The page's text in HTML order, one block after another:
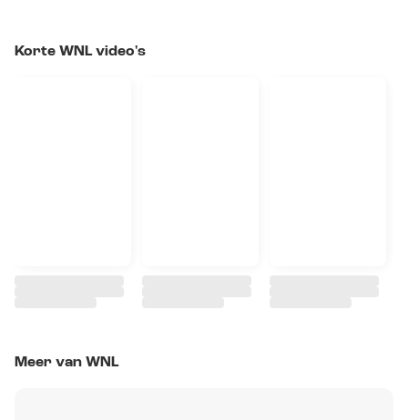
Korte WNL video's
Meer van WNL